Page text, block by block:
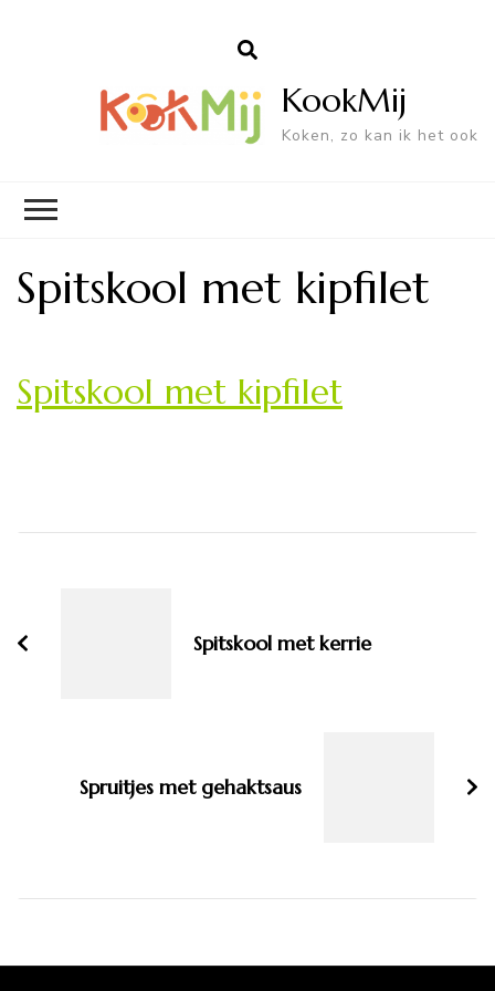
KookMij
Koken, zo kan ik het ook
Spitskool met kipfilet
Spitskool met kipfilet
Spitskool met kerrie
Spruitjes met gehaktsaus